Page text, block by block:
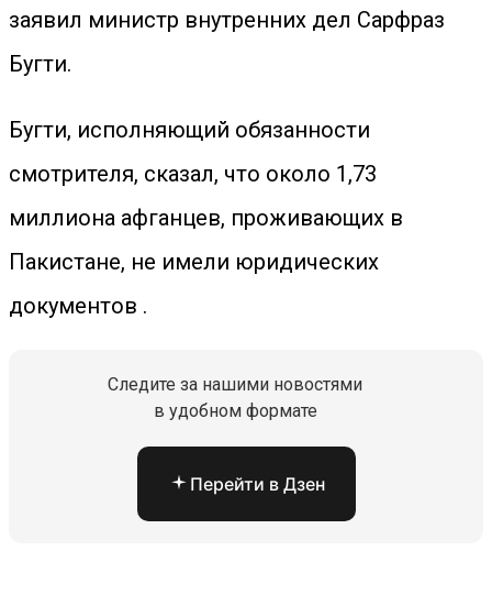
заявил министр внутренних дел Сарфраз
Бугти.
Бугти, исполняющий обязанности
смотрителя, сказал, что около 1,73
миллиона афганцев, проживающих в
Пакистане, не имели юридических
документов .
Следите за нашими новостями
в удобном формате
Перейти в Дзен